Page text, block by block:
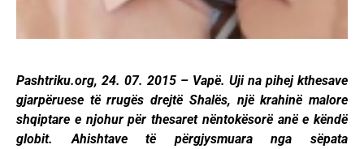
Pashtriku.org, 24. 07. 2015 – Vapë. Uji na pihej kthesave
gjarpëruese të rrugës drejtë Shalës, një krahinë malore
shqiptare e njohur për thesaret nëntokësorë anë e këndë
globit. Ahishtave të përgjysmuara nga sëpata